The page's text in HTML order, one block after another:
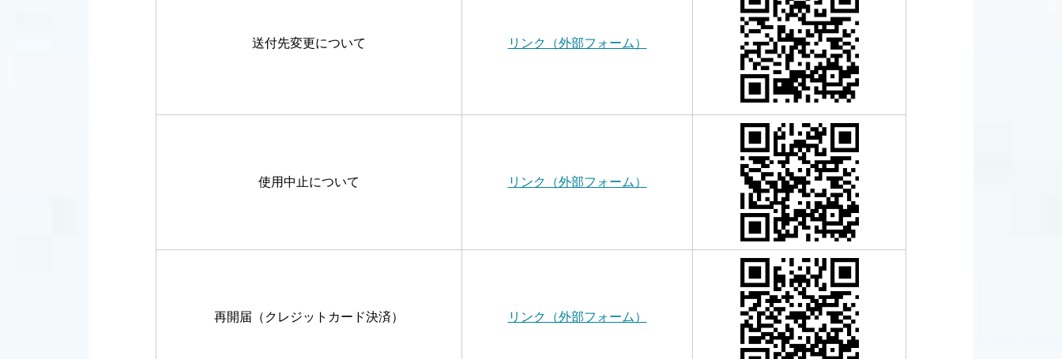
送付先変更について リンク（外部フォーム）
使用中止について リンク（外部フォーム）
再開届（クレジットカード決済） リンク（外部フォーム）